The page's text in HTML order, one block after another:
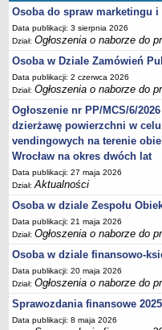
Sprawozdania finansowe
Sprawozdania finansowe
Sprawozdania finansowe
Sprawozdania finansowe
Osoba do spraw marketingu
Data publikacji: 3 sierpnia 2026
Dział:Ogłoszenia o naborze do
Osoba w Dziale Zamówień
Data publikacji: 2 czerwca 2026
Dział:Ogłoszenia o naborze do
Ogłoszenie nr PP/MCS/6/
dzierżawę powierzchni w
vendingowych na terenie
Wrocław na okres dwóch lat
Data publikacji: 27 maja 2026
Dział:Aktualności
Osoba w dziale Zespołu
Data publikacji: 21 maja 2026
Dział:Ogłoszenia o naborze do
Osoba w dziale finansowo-
Data publikacji: 20 maja 2026
Dział:Ogłoszenia o naborze do
Sprawozdania finansowe 2025
Data publikacji: 8 maja 2026